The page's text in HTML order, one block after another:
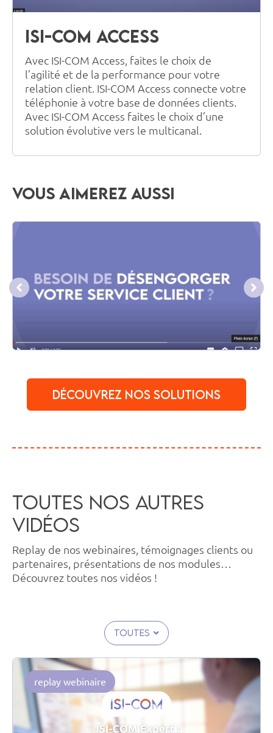
ISI-Com Access
Avec ISI-COM Access, faites le choix de
l’agilité et de la performance pour votre
relation client. ISI-COM Access connecte votre
téléphonie à votre base de données clients.
Avec ISI-COM Access faites le choix d’une
solution évolutive vers le multicanal.
vous aimerez aussi
Découvrez nos solutions
Toutes nos autres
vidéos
Replay de nos webinaires, témoignages clients ou
partenaires, présentations de nos modules…
Découvrez toutes nos vidéos !
Toutes
replay webinaire